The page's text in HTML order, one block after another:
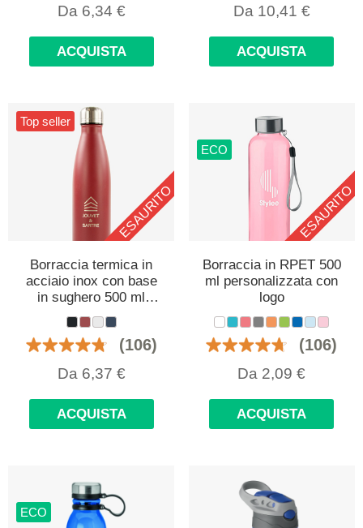
Da 6,34 €
ACQUISTA
Da 10,41 €
ACQUISTA
Top seller
ESAURITO
Borraccia termica in
acciaio inox con base
in sughero 500 ml
personalizzata con
logo
(106)
Da 6,37 €
ACQUISTA
ECO
ESAURITO
Borraccia in RPET 500
ml personalizzata con
logo
(106)
Da 2,09 €
ACQUISTA
ECO